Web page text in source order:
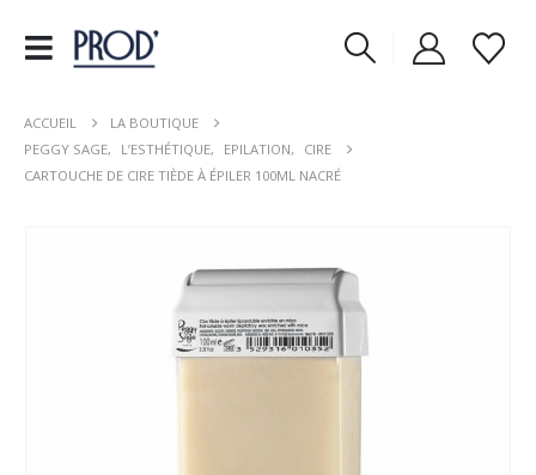
ACCUEIL
LA BOUTIQUE
PEGGY SAGE, L’ESTHÉTIQUE, EPILATION,
CIRE
CARTOUCHE DE CIRE TIÈDE À ÉPILER 100ML NACRÉ